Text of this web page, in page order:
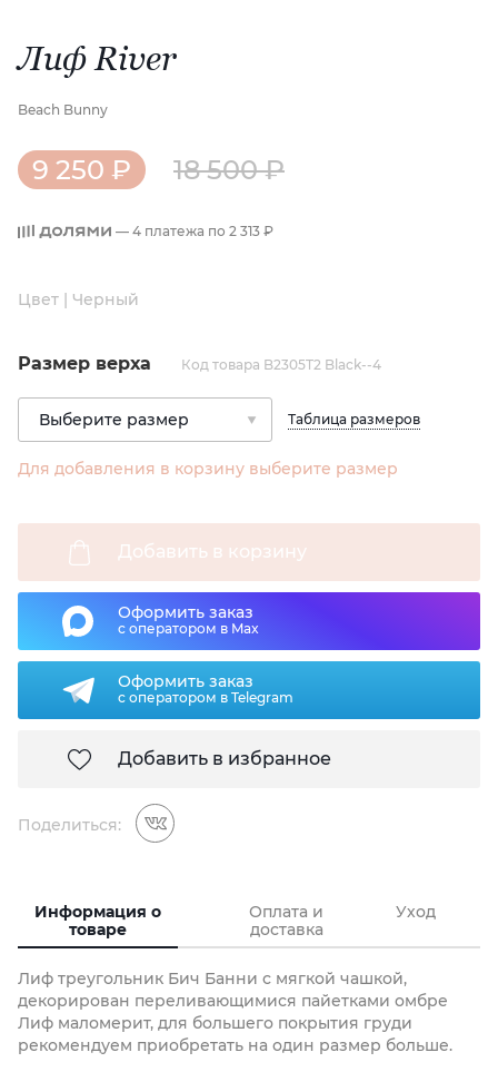
Лиф River
Beach Bunny
9 250 ₽ 18 500 ₽
— 4 платежа по 2 313 ₽
Цвет | Черный
Размер верха Код товара B2305T2 Black--4
Таблица размеров
Для добавления в корзину выберите размер
Добавить в корзину
Оформить заказ
с оператором в Max
Оформить заказ
с оператором в Telegram
Добавить в избранное
Поделиться:
Информация о
товаре
Оплата и
доставка
Уход
Лиф треугольник Бич Банни с мягкой чашкой,
декорирован переливающимися пайетками омбре
Лиф маломерит, для большего покрытия груди
рекомендуем приобретать на один размер больше.